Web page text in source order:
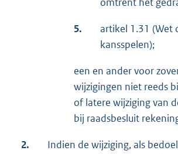
5.
artikel 1.31 (Wet
kansspelen);
een en ander voor
wijzigingen niet reeds
of latere wijziging van
bij raadsbesluit
2.
Indien de wijziging, als